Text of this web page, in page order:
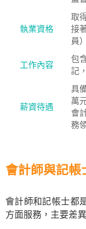
執業資格
取
接
員
工作內容
包
記
薪資待遇
具
萬
會
務
會計師與記帳
會計師和記帳士都
方面服務，主要差